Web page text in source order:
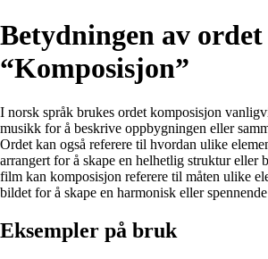
Betydningen av ordet
“Komposisjon”
I norsk språk brukes ordet komposisjon
musikk for å beskrive oppbygningen eller
Ordet kan også referere til hvordan ulike
arrangert for å skape en helhetlig struktur eller
film kan komposisjon referere til måten ulike
bildet for å skape en harmonisk eller
Eksempler på bruk